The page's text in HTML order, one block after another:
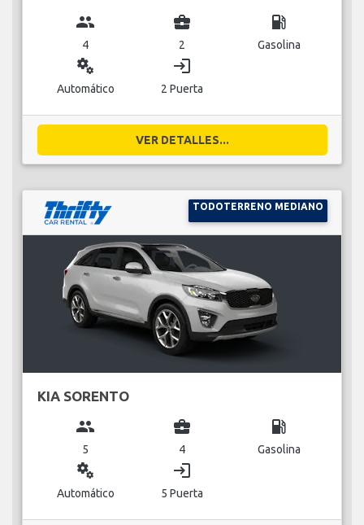
group
4
business_center
2
local_gas_station
Gasolina
miscellaneous_services
Automático
login
2 Puerta
VER DETALLES...
TODOTERRENO MEDIANO
KIA SORENTO
group
5
business_center
4
local_gas_station
Gasolina
miscellaneous_services
Automático
login
5 Puerta